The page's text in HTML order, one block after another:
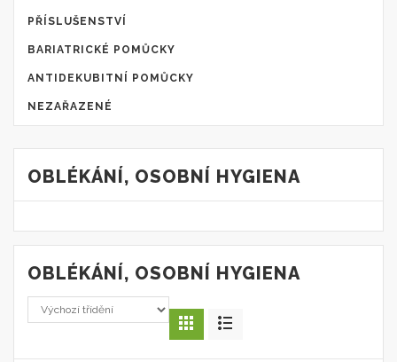
PŘÍSLUŠENSTVÍ
BARIATRICKÉ POMŮCKY
ANTIDEKUBITNÍ POMŮCKY
NEZAŘAZENÉ
OBLÉKÁNÍ, OSOBNÍ HYGIENA
OBLÉKÁNÍ, OSOBNÍ HYGIENA